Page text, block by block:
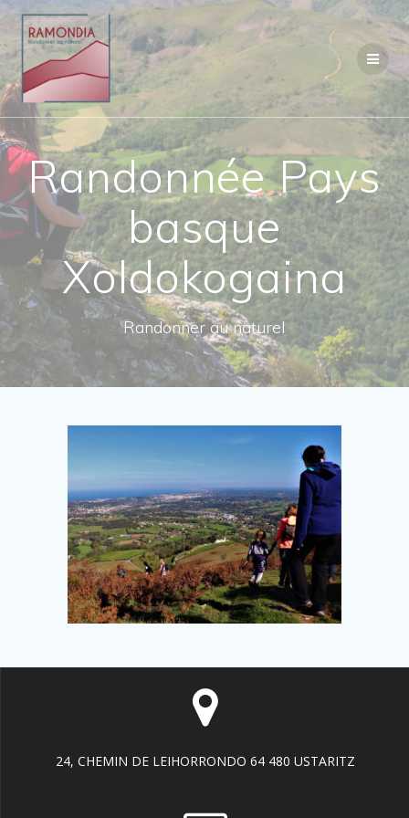
contenu
Randonnée Pays
basque
Xoldokogaina
Randonner au naturel
24, CHEMIN DE LEIHORRONDO 64 480 USTARITZ